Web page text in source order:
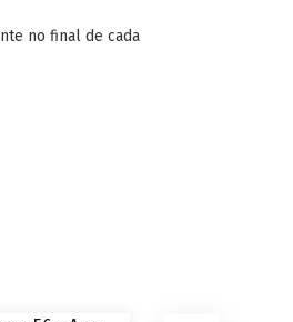
no final de cada